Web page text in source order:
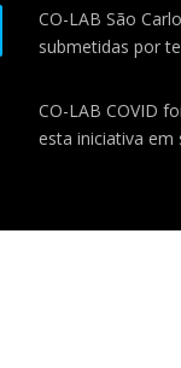
CO-LAB São
submetidas por
CO-LAB COVID
esta iniciativa em